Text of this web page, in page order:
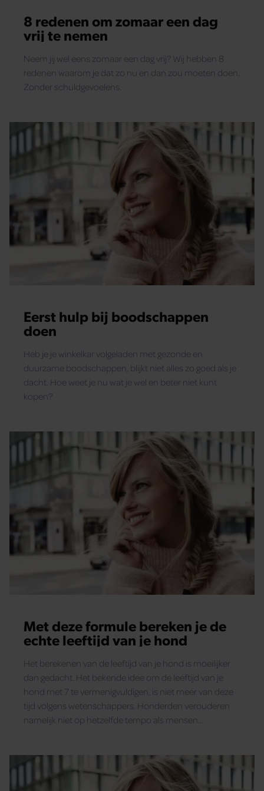
8 redenen om zomaar een dag
vrij te nemen
Neem jij wel eens zomaar een dag vrij? Wij hebben 8
redenen waarom je dat zo nu en dan zou moeten doen.
Zonder schuldgevoelens.
Eerst hulp bij boodschappen
doen
Heb je je winkelkar volgeladen met gezonde en
duurzame boodschappen, blijkt niet alles zo goed als je
dacht. Hoe weet je nu wat je wel en beter niet kunt
kopen?
Met deze formule bereken je de
echte leeftijd van je hond
Het berekenen van de leeftijd van je hond is moeilijker
dan gedacht. Het bekende idee om de leeftijd van je
hond met 7 te vermenigvuldigen, is niet meer van deze
tijd volgens wetenschappers. Honderden verouderen
namelijk niet op hetzelfde tempo als mensen…